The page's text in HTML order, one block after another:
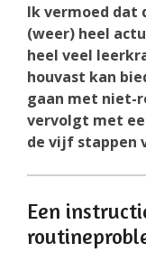
Ik vermoed dat
(weer) heel
heel veel
houvast kan
gaan met niet-
vervolgt met
de vijf stappen
Een